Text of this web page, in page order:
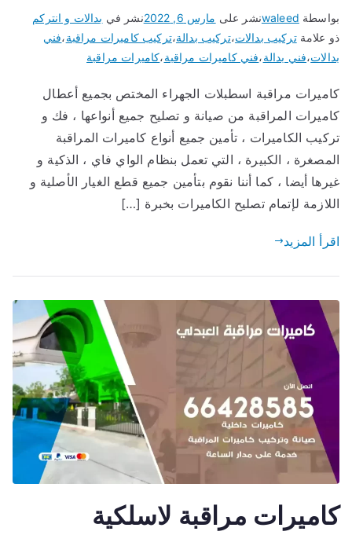
بواسطة waleedنشر على مارس 6, 2022 نشر في بدالات و انتركم
ذو علامةتركيب بدالات،تركيب بدالة،تركيب كاميرات مراقبة،فني
بدالات،فني بدالة،فني كاميرات مراقبة،كاميرات مراقبة
كاميرات مراقبة اسطبلات الجهراء المختص بجميع أعطال
كاميرات المراقبة من صيانة و تصليح جميع أنواعها ، فك و
تركيب الكاميرات ، تأمين جميع أنواع كاميرات المراقبة
المصغرة ، الكبيرة ، التي تعمل بنظام الواي فاي ، الذكية و
غيرها أيضا ، كما أننا نقوم بتأمين جميع قطع الغيار الأصلية و
اللازمة لإتمام تصليح الكاميرات بخبرة […]
اقرأ المزيد
كاميرات مراقبة لاسلكية